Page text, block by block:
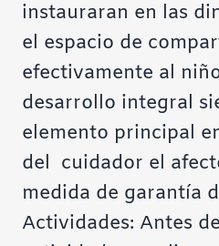
instauraran en las
el espacio de
efectivamente al
desarrollo integral
elemento principal
del cuidador el
medida de garantía
Actividades: Antes